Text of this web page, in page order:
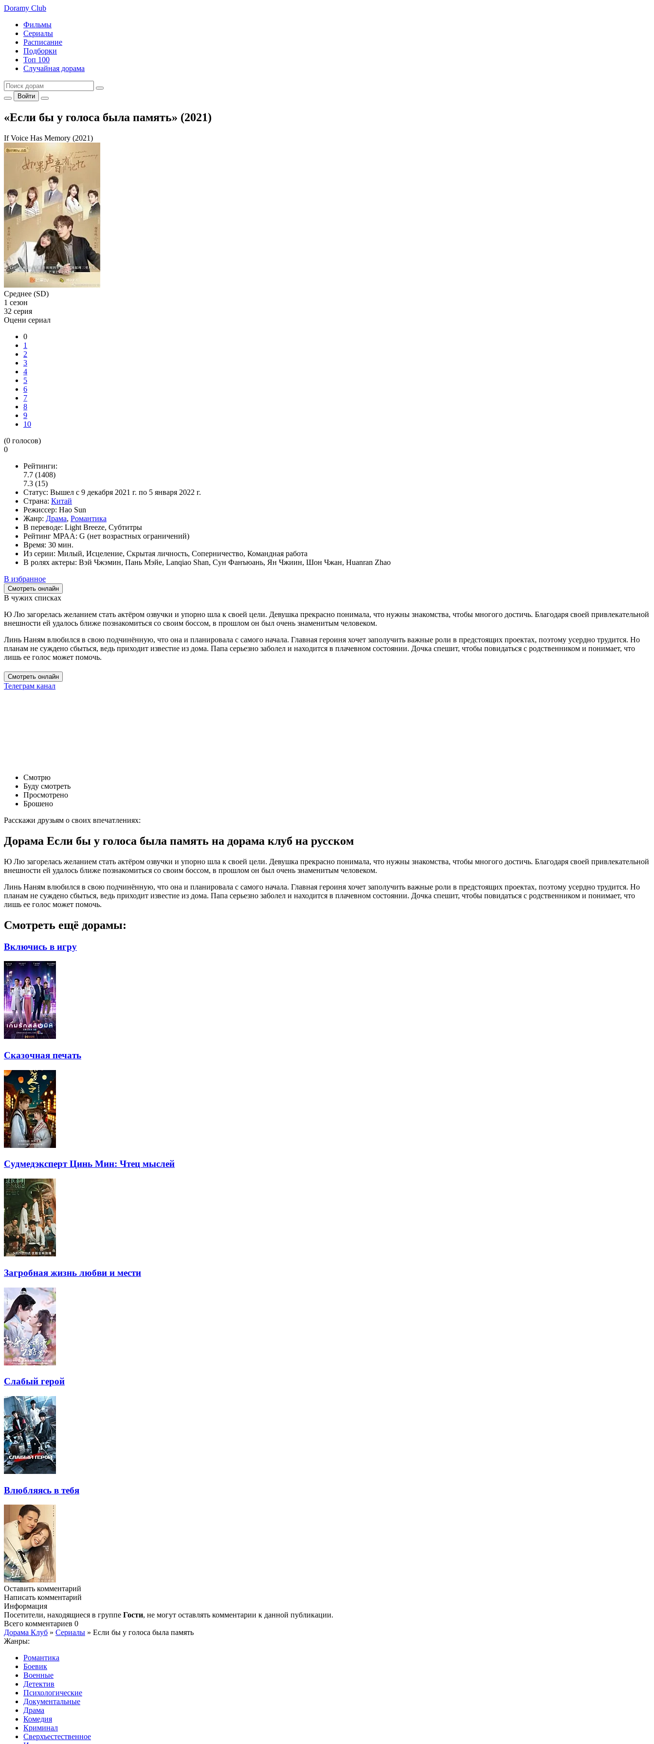
Doramy Club
Фильмы
Сериалы
Расписание
Подборки
Топ 100
Случайная дорама
Войти
«Если бы у голоса была память» (2021)
If Voice Has Memory (2021)
Среднее (SD)
1 сезон
32 серия
Оцени сериал
0
1
2
3
4
5
6
7
8
9
10
(0 голосов)
0
Рейтинги:
7.7 (1408)
7.3 (15)
Статус: Вышел с 9 декабря 2021 г. по 5 января 2022 г.
Страна: Китай
Режиссер: Hao Sun
Жанр: Драма, Романтика
В переводе: Light Breeze, Субтитры
Рейтинг MPAA: G (нет возрастных ограничений)
Время: 30 мин.
Из серии: Милый, Исцеление, Скрытая личность, Соперничество, Командная работа
В ролях актеры: Вэй Чжэмин, Пань Мэйе, Lanqiao Shan, Сун Фанъюань, Ян Чжиин, Шон Чжан, Huanran Zhao
В избранное
Смотреть онлайн
В чужих списках
Ю Лю загорелась желанием стать актёром озвучки и упорно шла к своей цели. Девушка прекрасно понимала, что нужны знакомства, чтобы многого достичь. Благодаря своей привлекательной
внешности ей удалось ближе познакомиться со своим боссом, в прошлом он был очень знаменитым человеком.
Линь Наням влюбился в свою подчинённую, что она и планировала с самого начала. Главная героиня хочет заполучить важные роли в предстоящих проектах, поэтому усердно трудится. Но
планам не суждено сбыться, ведь приходит известие из дома. Папа серьезно заболел и находится в плачевном состоянии. Дочка спешит, чтобы повидаться с родственником и понимает, что
лишь ее голос может помочь.
Смотреть онлайн
Телеграм канал
Смотрю
Буду смотреть
Просмотрено
Брошено
Расскажи друзьям о своих впечатлениях:
Дорама Если бы у голоса была память на дорама клуб на русском
Ю Лю загорелась желанием стать актёром озвучки и упорно шла к своей цели. Девушка прекрасно понимала, что нужны знакомства, чтобы многого достичь. Благодаря своей привлекательной
внешности ей удалось ближе познакомиться со своим боссом, в прошлом он был очень знаменитым человеком.
Линь Наням влюбился в свою подчинённую, что она и планировала с самого начала. Главная героиня хочет заполучить важные роли в предстоящих проектах, поэтому усердно трудится. Но
планам не суждено сбыться, ведь приходит известие из дома. Папа серьезно заболел и находится в плачевном состоянии. Дочка спешит, чтобы повидаться с родственником и понимает, что
лишь ее голос может помочь.
Смотреть ещё дорамы:
Включись в игру
Сказочная печать
Судмедэксперт Цинь Мин: Чтец мыслей
Загробная жизнь любви и мести
Слабый герой
Влюбляясь в тебя
Оставить комментарий
Написать комментарий
Информация
Посетители, находящиеся в группе Гости, не могут оставлять комментарии к данной публикации.
Всего комментариев 0
Дорама Клуб » Сериалы » Если бы у голоса была память
Жанры:
Романтика
Боевик
Военные
Детектив
Психологические
Документальные
Драма
Комедия
Криминал
Сверхъестественное